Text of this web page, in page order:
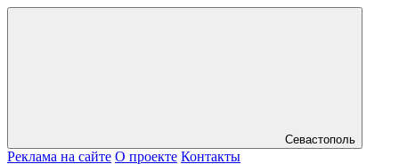
Севастополь
Реклама на сайте О проекте Контакты